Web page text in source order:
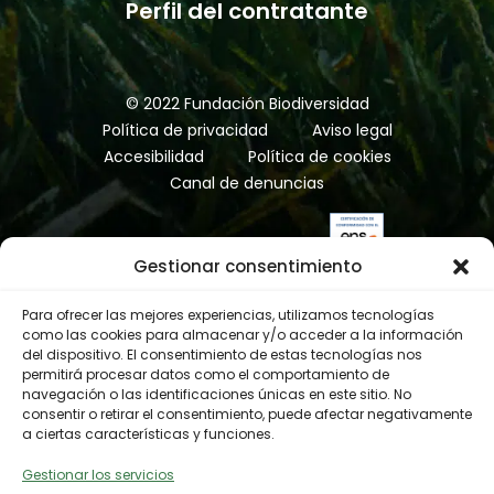
Gestionar consentimiento
Para ofrecer las mejores experiencias, utilizamos tecnologías
como las cookies para almacenar y/o acceder a la información
del dispositivo. El consentimiento de estas tecnologías nos
permitirá procesar datos como el comportamiento de
navegación o las identificaciones únicas en este sitio. No
consentir o retirar el consentimiento, puede afectar negativamente
a ciertas características y funciones.
Gestionar los servicios
compromiso con los principios de
economía circular, alineándose con
la Estrategia Española de Economía
Circular (EEEC).
Perfil del contratante
© 2022 Fundación Biodiversidad
Política de privacidad
Aviso legal
Accesibilidad
Política de cookies
Canal de denuncias